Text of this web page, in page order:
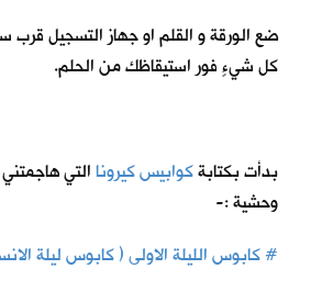
ضع الورقة و القلم او جهاز التسجيل
كل شيءٍ فور استيقاظك من الحلم.
بدأت بكتابةكوابيس كيروناالتي
وحشية :-
# كابوس الليلة الاولى ( كابوس ليلة